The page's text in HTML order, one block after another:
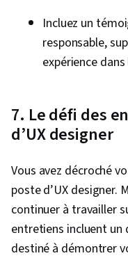
Incluez un
responsable,
expérience
7. Le défi des
d’UX designer
Vous avez décroché
poste d’UX designer.
continuer à travailler
entretiens incluent
destiné à démontrer